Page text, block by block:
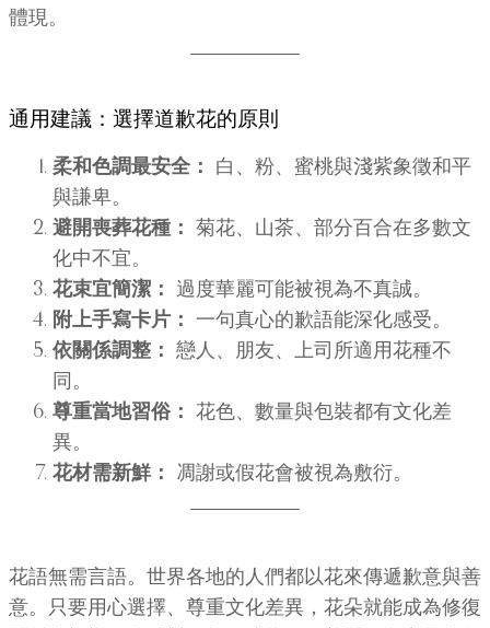
體現。
通用建議：選擇道歉花的原則
柔和色調最安全：
白、粉、蜜桃與淺紫象徵和平
與謙卑。
避開喪葬花種：
菊花、山茶、部分百合在多數文
化中不宜。
花束宜簡潔：
過度華麗可能被視為不真誠。
附上手寫卡片：
一句真心的歉語能深化感受。
依關係調整：
戀人、朋友、上司所適用花種不
同。
尊重當地習俗：
花色、數量與包裝都有文化差
異。
花材需新鮮：
凋謝或假花會被視為敷衍。
花語無需言語。世界各地的人們都以花來傳遞歉意與善
意。只要用心選擇、尊重文化差異，花朵就能成為修復